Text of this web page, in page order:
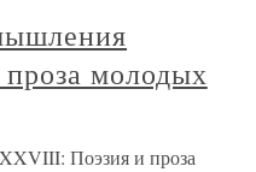
молодых
Поэзия и проза